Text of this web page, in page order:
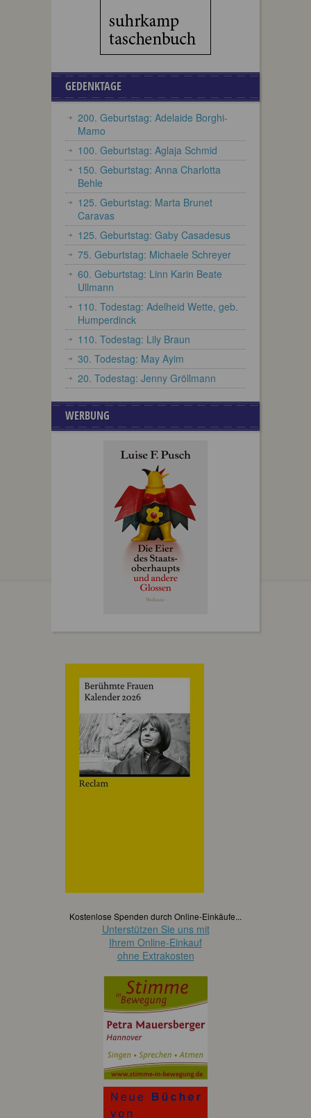
GEDENKTAGE
200. Geburtstag: Adelaide Borghi-
Mamo
100. Geburtstag: Aglaja Schmid
150. Geburtstag: Anna Charlotta
Behle
125. Geburtstag: Marta Brunet
Caravas
125. Geburtstag: Gaby Casadesus
75. Geburtstag: Michaele Schreyer
60. Geburtstag: Linn Karin Beate
Ullmann
110. Todestag: Adelheid Wette, geb.
Humperdinck
110. Todestag: Lily Braun
30. Todestag: May Ayim
20. Todestag: Jenny Gröllmann
WERBUNG
Kostenlose Spenden durch Online-Einkäufe...
Unterstützen Sie uns mit
Ihrem Online-Einkauf
ohne Extrakosten